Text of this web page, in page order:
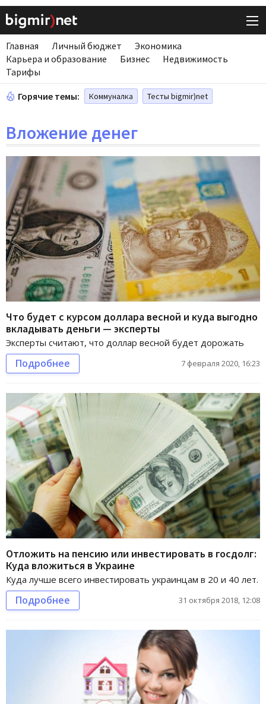
Главная Личный бюджет
Экономика
Карьера и образование
Бизнес
Недвижимость
Тарифы
Горячие темы: Коммуналка Тесты bigmir)net
Вложение денег
Что будет с курсом доллара весной и куда выгодно
вкладывать деньги — эксперты
Эксперты считают, что доллар весной будет дорожать
Подробнее 7 февраля 2020, 16:23
Отложить на пенсию или инвестировать в госдолг:
Куда вложиться в Украине
Куда лучше всего инвестировать украинцам в 20 и 40 лет.
Подробнее 31 октября 2018, 12:08